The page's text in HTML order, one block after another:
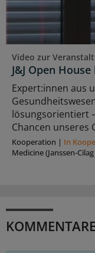
Video zur
J&J Open
Expert:innen aus
lösungsorientiert
Chancen unseres
Kooperation | In
Medicine (Janssen-
KOMMENTARE